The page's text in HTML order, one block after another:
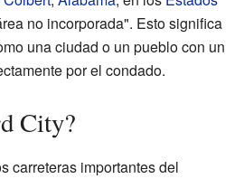
no incorporada". Esto significa
una ciudad o un pueblo con un
por el condado.
City?
carreteras importantes del